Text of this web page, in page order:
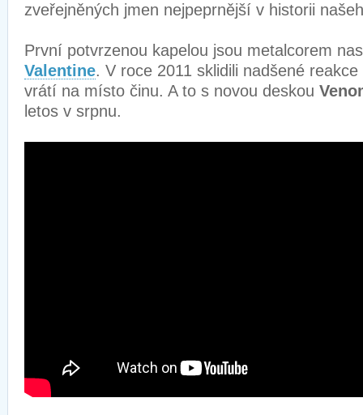
zveřejněných jmen nejpeprnější v historii
První potvrzenou kapelou jsou metalcorem
Valentine. V roce 2011 sklidili nadšené
vrátí na místo činu. A to s novou deskou
letos v srpnu.